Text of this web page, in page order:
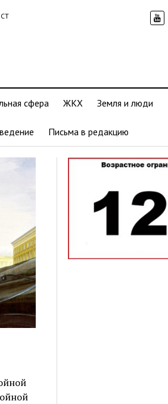
сфера ЖКХ Земля и люди
Письма в редакцию